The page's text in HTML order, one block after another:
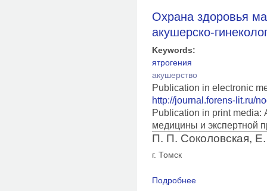
Охрана здоровья
акушерско-
Keywords:
ятрогения
акушерство
Publication in electronic
http://journal.forens-lit.ru/
Publication in print media:
медицины и экспертной
П. П. Соколовская,
г. Томск
Подробнее